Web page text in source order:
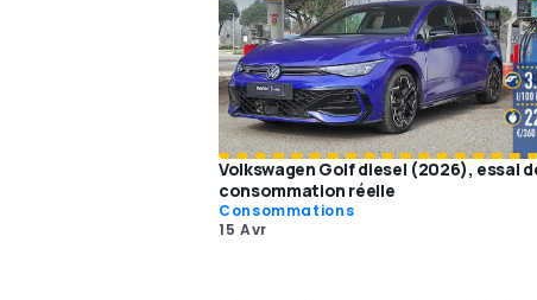
Volkswagen Golf diesel (2026), essai
consommation réelle
Consommations
15 Avr